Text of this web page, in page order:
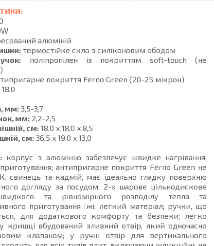
алюміній
термостійке скло з силіконовим ободом
поліпропілен із покриттям soft-touch (не
покриття Ferno Green (20-25 мікрон)
18,0
мм: 3,5-3,7
мм: 2,2-2,5
см: 18,0 x 18,0 x 8,5
см: 36,5 x 19,0 x 13,0
корпус з алюмінію забезпечує швидке нагрівання,
антипригарне покриття Ferno Green не
свинець та кадмій, має ідеально гладку поверхню
догляду за посудом; 2-х шарове цільнодискове
та рівномірного розподілу тепла та
приготування їжі; легкий матеріал; ручки, що
для додаткового комфорту та безпеки; легко
кришці вбудований зливний отвір, який одночасно
клапаном; у ручці отвір для вертикального